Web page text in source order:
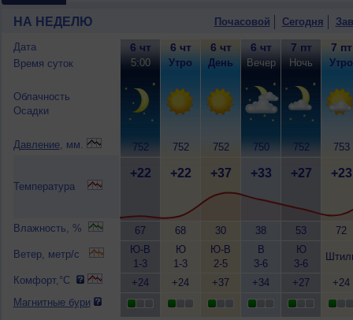
НА НЕДЕЛЮ Почасовой Сегодня
Дата
Время суток
Облачность
Осадки
Давление, мм.
Температура
Влажность, %
Ветер, метр/с
Комфорт,°C
Магнитные бури
6 чт
5:00
752
+22
67
Ю-В
1-3
+24
6 чт
Утро
752
+22
68
Ю
1-3
+24
6 чт
День
752
+37
30
Ю-В
2-5
+37
6 чт
Вечер
750
+33
38
В
3-6
+34
7 пт
Ночь
752
+27
53
Ю
3-6
+27
7 пт
Утро
753
+23
72
+24